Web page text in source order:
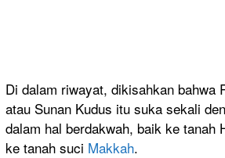
Di dalam riwayat, dikisahkan bahwa
atau Sunan Kudus itu suka sekali
dalam hal berdakwah, baik ke tanah
ke tanah suci Makkah.